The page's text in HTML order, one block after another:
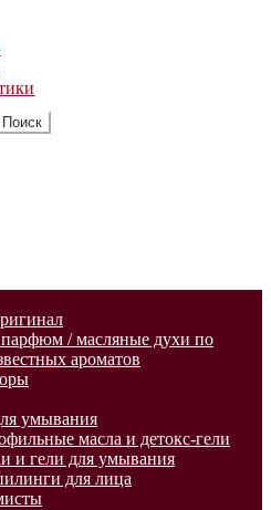
Поиск
/ масляные духи по
ароматов
умывания
масла и детокс-гели
и гели для умывания
для лица